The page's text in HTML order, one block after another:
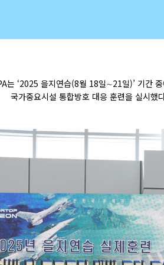
는 ‘2025 을지연습(8월 18일∼21일)’ 기간
국가중요시설 통합방호 대응 훈련을 실시했